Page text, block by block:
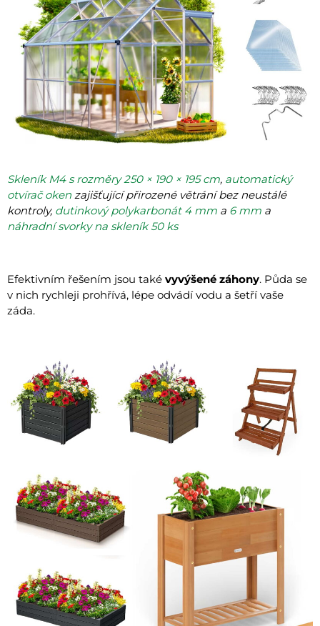
Skleník M4 s rozměry 250 × 190 × 195 cm, automatický
otvírač oken zajišťující přirozené větrání bez neustálé
kontroly, dutinkový polykarbonát 4 mm a 6 mm a
náhradní svorky na skleník 50 ks
Efektivním řešením jsou také vyvýšené záhony. Půda se
v nich rychleji prohřívá, lépe odvádí vodu a šetří vaše
záda.